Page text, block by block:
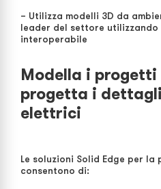
– Utilizza modelli 3D da
leader del settore utilizzando
interoperabile
Modella i
progetta i
elettrici
Le soluzioni Solid Edge per
consentono di: